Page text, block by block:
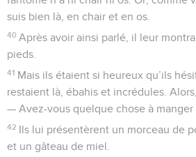
suis bien là, en chair et en os.
40 Après avoir ainsi parlé, il leur
pieds.
41 Mais ils étaient si heureux qu’ils
restaient là, ébahis et incrédules.
— Avez-vous quelque chose à manger
42 Ils lui présentèrent un morceau de
et un gâteau de miel.